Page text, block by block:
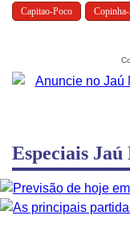
Capitao-Poco
Especiais Jaú